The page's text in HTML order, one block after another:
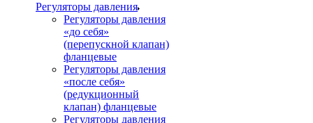
Регуляторы давления
Регуляторы давления
«до себя»
(перепускной клапан)
фланцевые
Регуляторы давления
«после себя»
(редукционный
клапан) фланцевые
Регуляторы давления